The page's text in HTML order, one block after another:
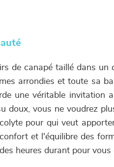
de canapé taillé dans un
arrondies et toute sa
une véritable invitation
doux, vous ne voudrez
pour qui veut
et l'équilibre des
heures durant pour